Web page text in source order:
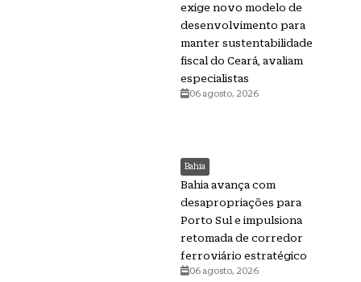
exige novo modelo de
desenvolvimento para
manter sustentabilidade
fiscal do Ceará, avaliam
especialistas
06 agosto, 2026
Bahia
Bahia avança com
desapropriações para
Porto Sul e impulsiona
retomada de corredor
ferroviário estratégico
06 agosto, 2026